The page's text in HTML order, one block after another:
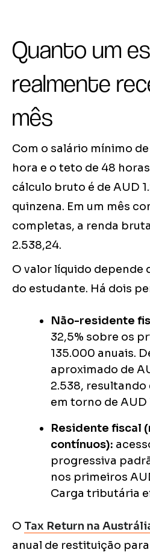
Quanto um
realmente
mês
Com o salário mínimo
hora e o teto de 48
cálculo bruto é de AUD
quinzena. Em um mês
completas, a renda
2.538,24.
O valor líquido depende
do estudante. Há dois
Não-residente
32,5% sobre os
135.000 anuais.
aproximado de
2.538, resultando
em torno de AUD
Residente fiscal
contínuos):
progressiva
nos primeiros
Carga tributária
O Tax Return na
anual de restituição